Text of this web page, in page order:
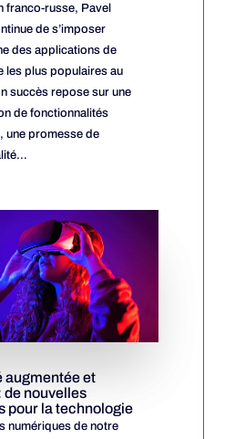
franco-russe, Pavel
de s’imposer
des applications de
les plus populaires au
succès repose sur une
de fonctionnalités
une promesse de
augmentée et
de nouvelles
pour la technologie
numériques de notre